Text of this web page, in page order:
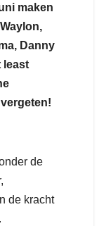
maken
Danny
least
de
de kracht